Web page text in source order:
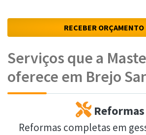
RECEBER ORÇAMENTO
Serviços que a
oferece em Brejo
Reformas
Reformas completas em